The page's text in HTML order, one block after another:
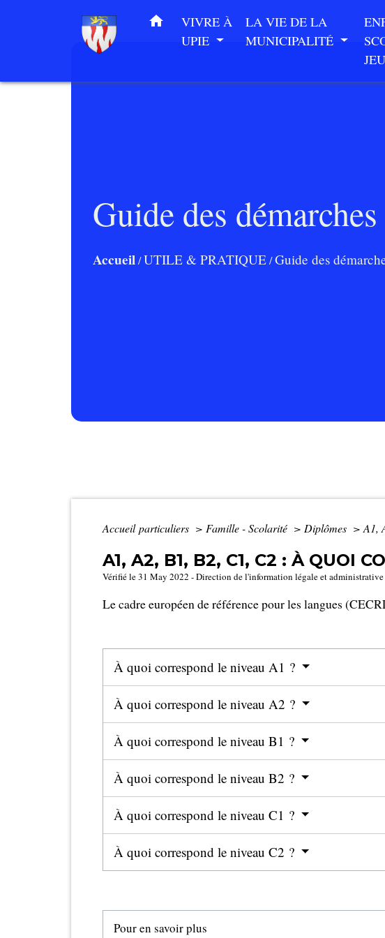
home
VIVRE À
UPIE
LA VIE DE LA
MUNICIPALITÉ
Guide des démarches
Accueil/UTILE & PRATIQUE/Guide des
Accueil particuliers > Famille - Scolarité > Diplômes > A1,
A1, A2, B1, B2, C1, C2 : À QUOI
Vérifié le 31 May 2022 - Direction de l'information légale et administrative
Le cadre européen de référence pour les langues
À quoi correspond le niveau A1 ?
À quoi correspond le niveau A2 ?
À quoi correspond le niveau B1 ?
À quoi correspond le niveau B2 ?
À quoi correspond le niveau C1 ?
À quoi correspond le niveau C2 ?
Pour en savoir plus